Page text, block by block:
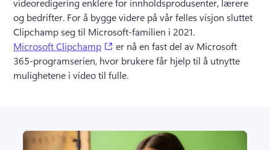
videoredigering enklere for innholdsprodusenter, lærere
og bedrifter. For å bygge videre på vår felles visjon sluttet
Clipchamp seg til Microsoft-familien i 2021.
Microsoft Clipchamp
(opens in a new tab)
er nå en fast del av Microsoft
365-programserien, hvor brukere får hjelp til å utnytte
mulighetene i video til fulle.